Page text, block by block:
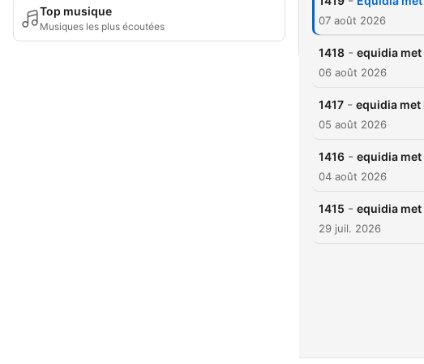
Top musique
Musiques les plus écoutées 07 août 2026
1418 - equidia met
06 août 2026
1417 - equidia met
05 août 2026
1416 - equidia met
04 août 2026
1415 - equidia met
29 juil. 2026